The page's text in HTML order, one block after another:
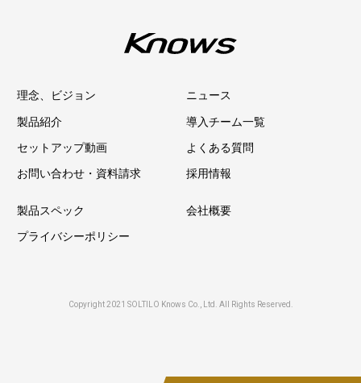
理念、ビジョン ニュース
製品紹介 導入チーム一覧
セットアップ動画 よくある質問
お問い合わせ・資料請求 採用情報
製品スペック 会社概要
プライバシーポリシー
Copyright 2021 SOLTILO Knows Co., Ltd. All Rights Reserved.